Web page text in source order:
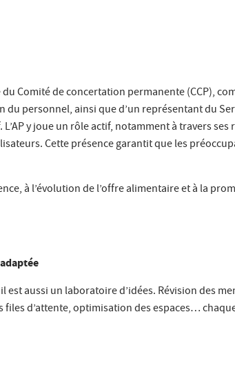
Comité de concertation permanente (CCP),
personnel, ainsi que d’un représentant du
y joue un rôle actif, notamment à travers ses
Cette présence garantit que les
à l’évolution de l’offre alimentaire et à la
est aussi un laboratoire d’idées. Révision des
d’attente, optimisation des espaces…